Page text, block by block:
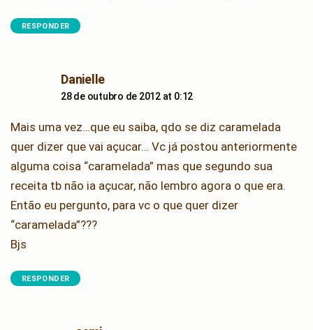
RESPONDER
Daniellesays:
28 de outubro de 2012 at 0:12
Mais uma vez…que eu saiba, qdo se diz caramelada
quer dizer que vai açucar… Vc já postou anteriormente
alguma coisa “caramelada” mas que segundo sua
receita tb não ia açucar, não lembro agora o que era.
Então eu pergunto, para vc o que quer dizer
“caramelada”???
Bjs
RESPONDER